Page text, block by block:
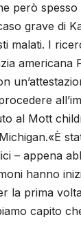
però
grave di
malati. I
americana
al Mott
– appena
hanno
la prima
capito